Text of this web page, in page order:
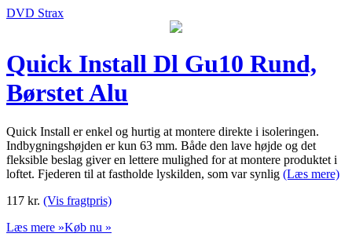
DVD Strax
Quick Install Dl Gu10 Rund,
Børstet Alu
Quick Install er enkel og hurtig at montere direkte i isoleringen.
Indbygningshøjden er kun 63 mm. Både den lave højde og det
fleksible beslag giver en lettere mulighed for at montere produktet i
loftet. Fjederen til at fastholde lyskilden, som var synlig (Læs mere)
117 kr. (Vis fragtpris)
Læs mere »Køb nu »